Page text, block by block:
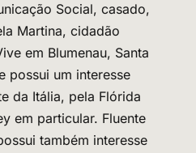
Social, casado,
Martina, cidadão
em Blumenau, Santa
possui um interesse
da Itália, pela Flórida
em particular. Fluente
também interesse